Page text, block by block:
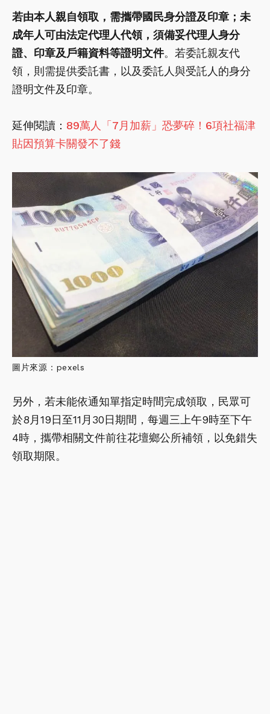
若由本人親自領取，需攜帶國民身分證及印章；未
成年人可由法定代理人代領，須備妥代理人身分
證、印章及戶籍資料等證明文件。若委託親友代
領，則需提供委託書，以及委託人與受託人的身分
證明文件及印章。
延伸閱讀： 89萬人「7月加薪」恐夢碎！6項社福津
貼因預算卡關發不了錢
圖片來源：pexels
另外，若未能依通知單指定時間完成領取，民眾可
於8月19日至11月30日期間，每週三上午9時至下午
4時，攜帶相關文件前往花壇鄉公所補領，以免錯失
領取期限。